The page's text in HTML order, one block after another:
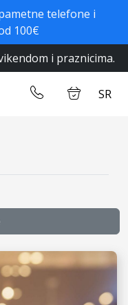
telefone i
100€
i praznicima.
SR